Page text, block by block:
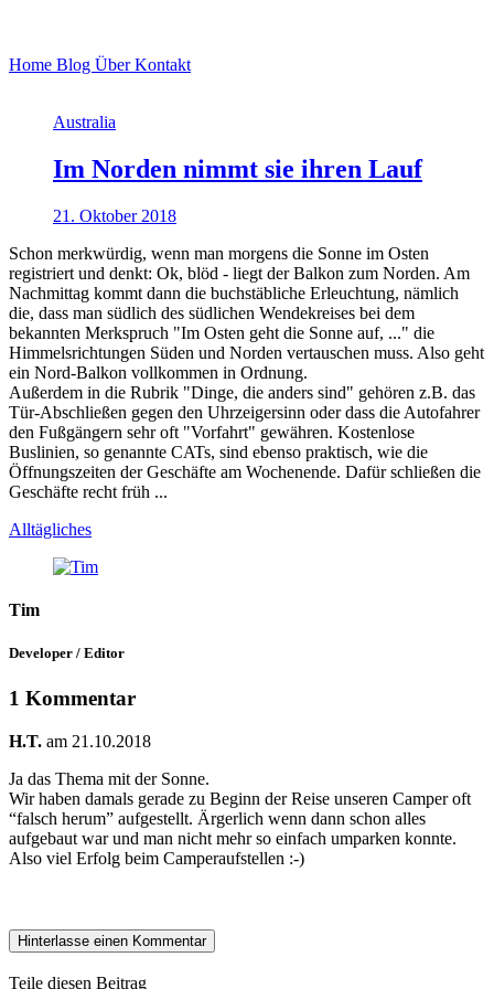
Home Blog ÜberKontakt
Australia
Im Norden nimmt sie ihren Lauf
21. Oktober 2018
Schon merkwürdig, wenn man morgens die Sonne im Osten
registriert und denkt: Ok, blöd - liegt der Balkon zum Norden. Am
Nachmittag kommt dann die buchstäbliche Erleuchtung, nämlich
die, dass man südlich des südlichen Wendekreises bei dem
bekannten Merkspruch "Im Osten geht die Sonne auf, ..." die
Himmelsrichtungen Süden und Norden vertauschen muss. Also geht
ein Nord-Balkon vollkommen in Ordnung.
Außerdem in die Rubrik "Dinge, die anders sind" gehören z.B. das
Tür-Abschließen gegen den Uhrzeigersinn oder dass die Autofahrer
den Fußgängern sehr oft "Vorfahrt" gewähren. Kostenlose
Buslinien, so genannte CATs, sind ebenso praktisch, wie die
Öffnungszeiten der Geschäfte am Wochenende. Dafür schließen die
Geschäfte recht früh ...
Alltägliches
Tim
Developer / Editor
1 Kommentar
H.T. am 21.10.2018
Ja das Thema mit der Sonne.
Wir haben damals gerade zu Beginn der Reise unseren Camper oft
“falsch herum” aufgestellt. Ärgerlich wenn dann schon alles
aufgebaut war und man nicht mehr so einfach umparken konnte.
Also viel Erfolg beim Camperaufstellen :-)
Hinterlasse einen Kommentar
Teile diesen Beitrag